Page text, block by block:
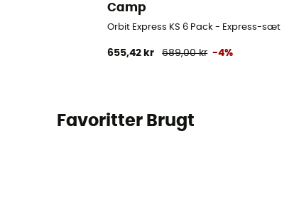
Camp
Orbit Express KS 6 Pack - Express-sæt
655,42 kr 689,00 kr -4%
Favoritter Brugt